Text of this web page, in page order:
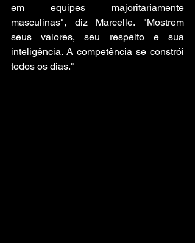
em equipes majoritariamente
masculinas", diz Marcelle. "Mostrem
seus valores, seu respeito e sua
inteligência. A competência se constrói
todos os dias."